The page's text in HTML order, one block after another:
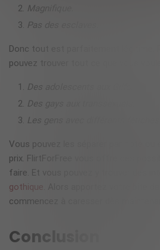
Magnifique.
Pas des esclaves.
Donc tout est parfaitement légitime.
pouvez trouver tout ce que vous
Des adolescents aux Gilfs.
Des gays aux transsexuels.
Les gens avec différents fétiches.
Vous pouvez les séparer par note ou
prix. FlirtForFree vous offre des
faire. Et vous pouvez y trouver des
gothique
commencez à caresser dès
Conclusion